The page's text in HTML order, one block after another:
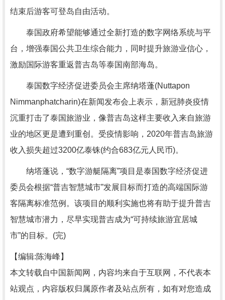
结束后游客可登岛自由活动。
泰国政府希望能够通过全新打造的数字网络系统与平
台，增强泰国公共卫生综合能力，同时提升旅游业信心，
激励国际游客重返普吉岛等泰国南部海岛。
泰国数字经济促进委员会主席纳塔蓬(Nuttapon
Nimmanphatcharin)在新闻发布会上表示，新冠肺炎疫情
沉重打击了泰国旅游业，像普吉岛这样主要收入来自旅游
业的地区更是遭到重创。受疫情影响，2020年普吉岛旅游
收入损失超过3200亿泰铢(约合683亿元人民币)。
纳塔蓬说，“数字游艇隔离”项目是泰国数字经济促进
委员会根据“普吉智慧城市”发展目标而打造的高端国际游
客隔离标准范例。该项目的顺利实施也将有助于提升普吉
智慧城市潜力，尽早实现普吉成为“可持续旅游宜居城
市”的目标。(完)
【编辑:陈海峰】
本文转载自中国新闻网，内容均来自于互联网，不代表本
站观点，内容版权归属原作者及站点所有，如有对您造成